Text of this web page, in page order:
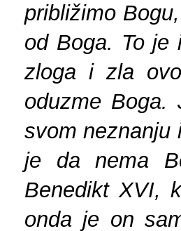
približimo
od Boga. To je
zloga i zla
oduzme
svom neznanju
je da nema
Benedikt XVI,
onda je on